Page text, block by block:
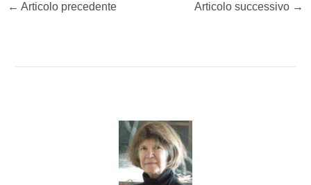
← Articolo precedente Articolo successivo →